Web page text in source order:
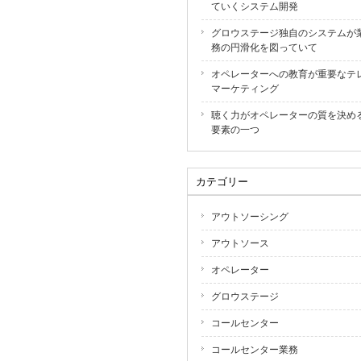
ていくシステム開発
グロウステージ独自のシステムが
務の円滑化を図っていて
オペレーターへの教育が重要なテ
マーケティング
聴く力がオペレーターの質を決め
要素の一つ
カテゴリー
アウトソーシング
アウトソース
オペレーター
グロウステージ
コールセンター
コールセンター業務